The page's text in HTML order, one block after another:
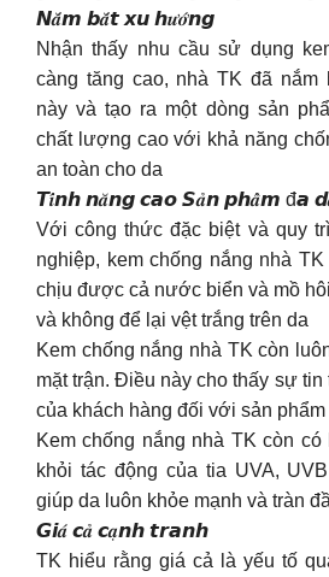
𝙉𝒂̆́𝙢 𝙗𝒂̆́𝙩 𝙭𝙪 𝙝𝒖̛𝒐̛́𝙣𝙜
Nhận thấy nhu cầu sử dụng
càng tăng cao, nhà TK đã
này và tạo ra một dòng sản
chất lượng cao với khả năng
an toàn cho da
𝙏𝒊́𝙣𝙝 𝙣𝒂̆𝙣𝙜 𝙘𝙖𝙤 𝙎𝒂̉𝙣 𝙥𝙝𝒂̂̉𝙢 đ𝙖
Với công thức đặc biệt và quy
nghiệp, kem chống nắng nhà
chịu được cả nước biển và mồ
và không để lại vệt trắng trên da
Kem chống nắng nhà TK còn
mặt trận. Điều này cho thấy sự
của khách hàng đối với sản phẩm
Kem chống nắng nhà TK còn
khỏi tác động của tia UVA,
giúp da luôn khỏe mạnh và tràn
𝙂𝙞𝒂́ 𝙘𝒂̉ 𝙘𝒂̣𝙣𝙝 𝙩𝙧𝙖𝙣𝙝
TK hiểu rằng giá cả là yếu tố